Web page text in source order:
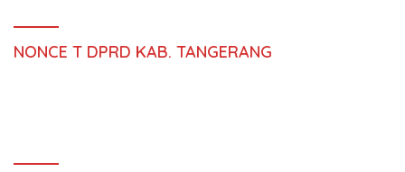
NONCE T DPRD KAB. TANGERANG